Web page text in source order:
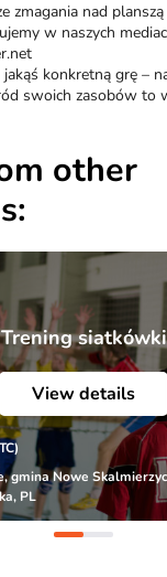
zmagania nad
w naszych
jakąś konkretną grę –
swoich zasobów to
other
Trening siatkówki
View details
gmina Nowe
PL